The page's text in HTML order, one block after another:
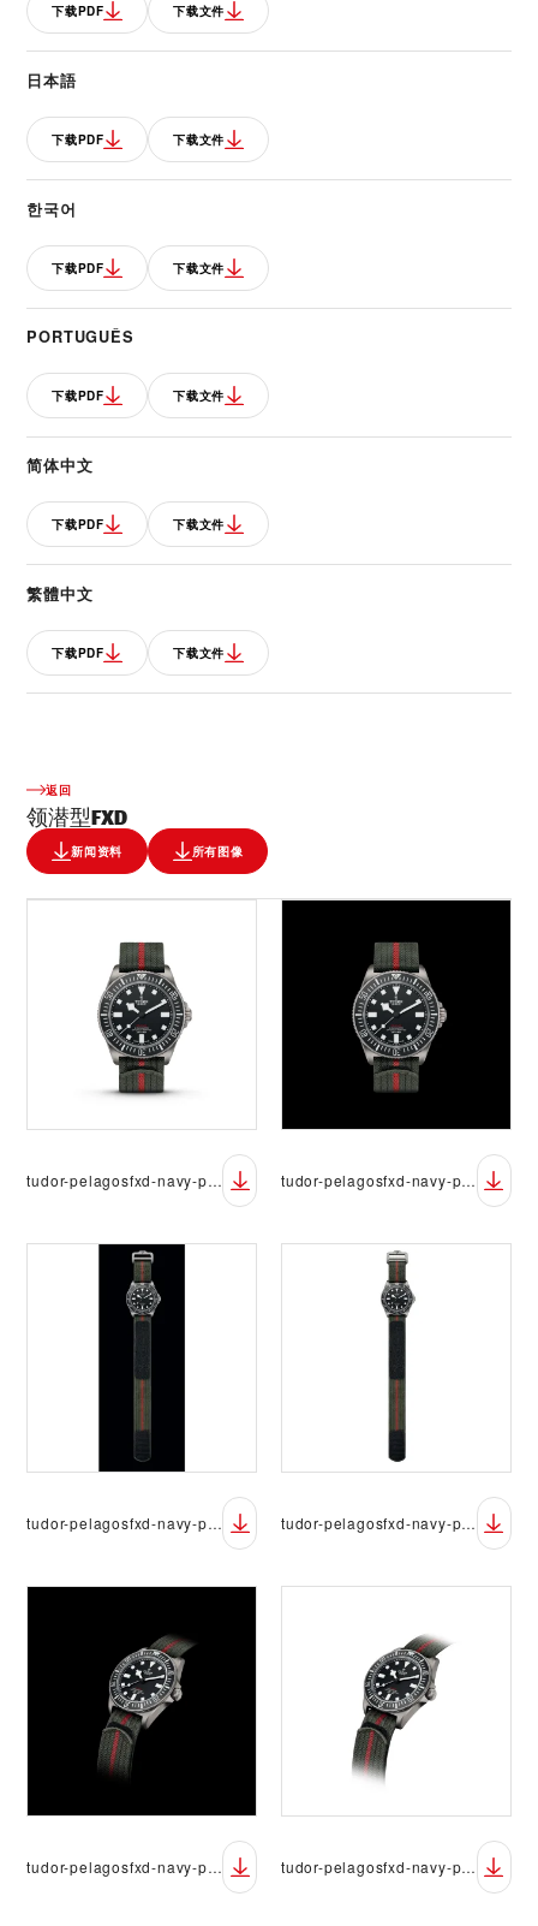
下载PDF 下载文件
日本語
下载PDF 下载文件
한국어
下载PDF 下载文件
PORTUGUÊS
下载PDF 下载文件
简体中文
下载PDF 下载文件
繁體中文
下载PDF 下载文件
返回
领潜型FXD
新闻资料 所有图像
tudor-pelagosfxd-navy-packshot-03-white tudor-pelagosfxd-navy-packshot-03-black
tudor-pelagosfxd-navy-packshot-04-black tudor-pelagosfxd-navy-packshot-04-white
tudor-pelagosfxd-navy-packshot-02-black tudor-pelagosfxd-navy-packshot-02-white